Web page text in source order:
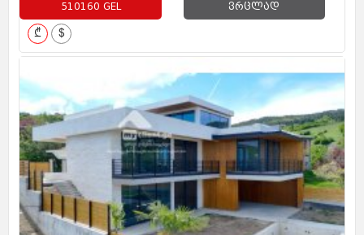
510160 GEL ვრცლად
₾ $